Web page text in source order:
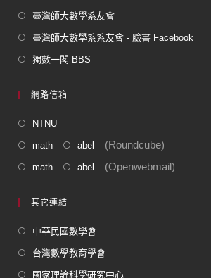
臺灣師大數學系友會
臺灣師大數學系系友會 - 臉書 Facebook
獨數一閣 BBS
網路信箱
NTNU
math abel (Roundcube)
math abel (Openwebmail)
其它連結
中華民國數學會
台灣數學教育學會
國家理論科學研究中心